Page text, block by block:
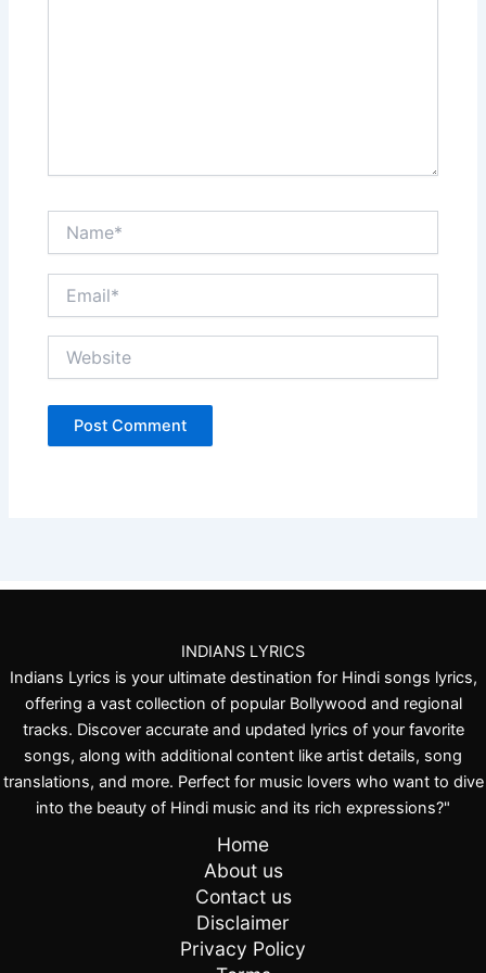
INDIANS LYRICS
Indians Lyrics is your ultimate destination for Hindi songs lyrics,
offering a vast collection of popular Bollywood and regional
tracks. Discover accurate and updated lyrics of your favorite
songs, along with additional content like artist details, song
translations, and more. Perfect for music lovers who want to dive
into the beauty of Hindi music and its rich expressions?"
Home
About us
Contact us
Disclaimer
Privacy Policy